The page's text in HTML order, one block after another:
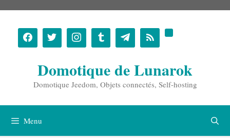
contenu
Domotique de Lunarok
Domotique Jeedom, Objets connectés, Self-hosting
Menu